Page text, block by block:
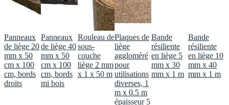
Panneaux
de liège 20
mm x 50
cm x 100
cm, bords
droits
Panneaux
de liège 40
mm x 50
cm x 100
cm, bords
mi bois
Rouleau de
sous-
couche
liège 2 mm
x 1 x 50 m
Plaques de
liège
aggloméré
pour
utilisations
diverses, 1
m x 0.5 m
épaisseur 5
Bande
résiliente
en liège 5
mm x 30
mm x 1 m
Bande
résiliente
en liège 10
mm x 40
mm x 1 m